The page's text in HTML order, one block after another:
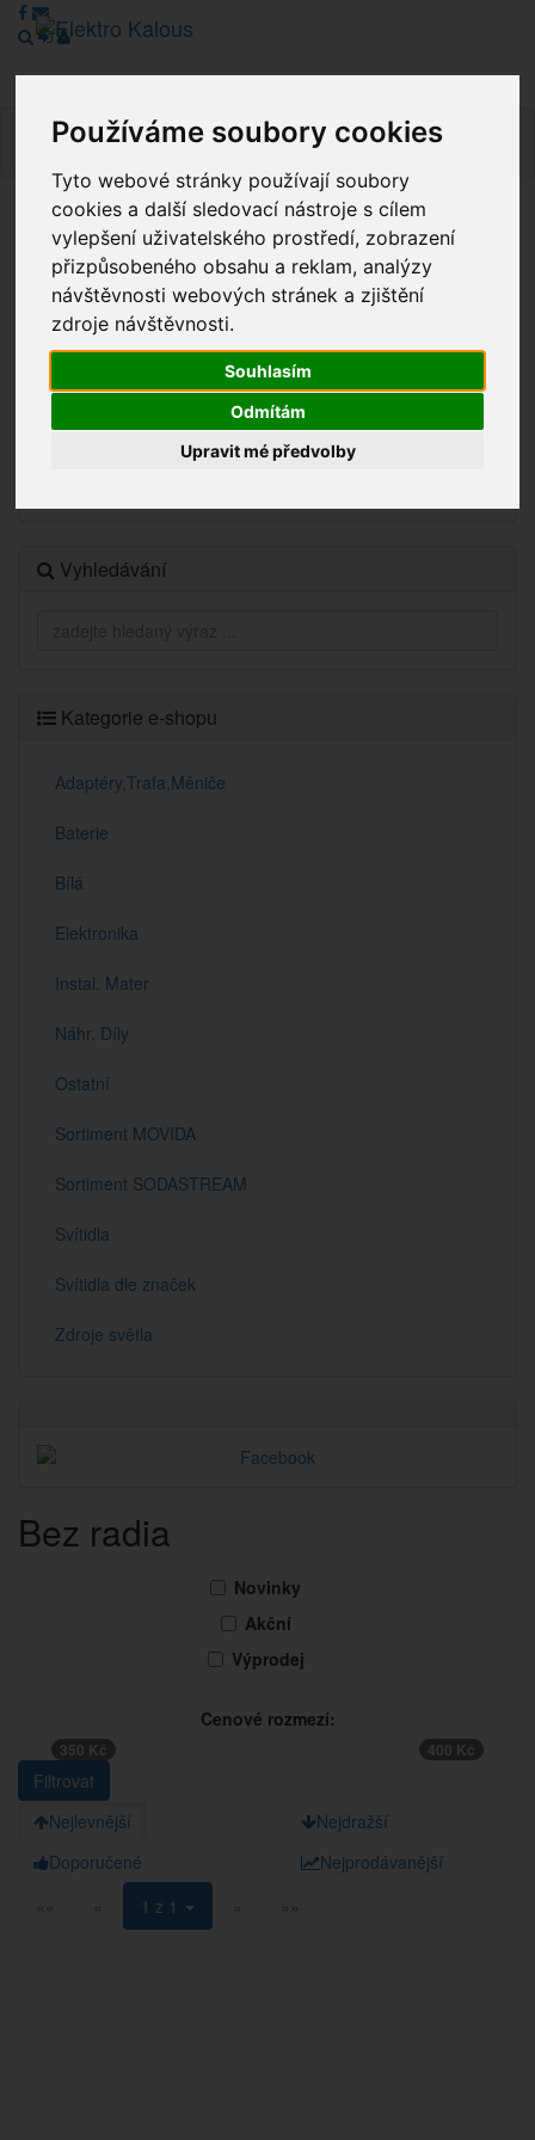
Používáme soubory cookies
Tyto webové stránky používají soubory
cookies a další sledovací nástroje s cílem
vylepšení uživatelského prostředí, zobrazení
přizpůsobeného obsahu a reklam, analýzy
návštěvnosti webových stránek a zjištění
zdroje návštěvnosti.
Souhlasím
Odmítám
Upravit mé předvolby
Vážení zákazníci, v tuto chvíli je Náš internetový obchod v
režimu Katalogu. Objednávky on-line nyní nelze vyřídit.
Děkujeme za pochopení.
Novinky
Vyhledávání
Kategorie e-shopu
Adaptéry,Trafa,Měniče
Baterie
Bílá
Elektronika
Instal. Mater
Náhr. Díly
Ostatní
Sortiment MOVIDA
Sortiment SODASTREAM
Svítidla
Svítidla dle značek
Zdroje světla
Bez radia
Novinky
Akční
Výprodej
Cenové rozmezí:
350 Kč 400 Kč
Nejlevnější
Nejdražší
Doporučené
Nejprodávanější
««
« 1 z 1 » »»